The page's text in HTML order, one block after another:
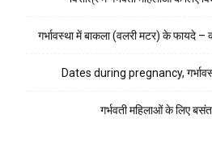
गर्भावस्था में बाकला (वलरी मटर) के फायदे –
Dates during pregnancy,
गर्भवती महिलाओं के लिए